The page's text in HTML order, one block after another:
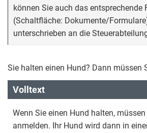
können Sie auch das entsprechende
(Schaltfläche: Dokumente/
unterschrieben an die
Sie halten einen Hund? Dann müssen
Volltext
Wenn Sie einen Hund halten,
anmelden. Ihr Hund wird dann in